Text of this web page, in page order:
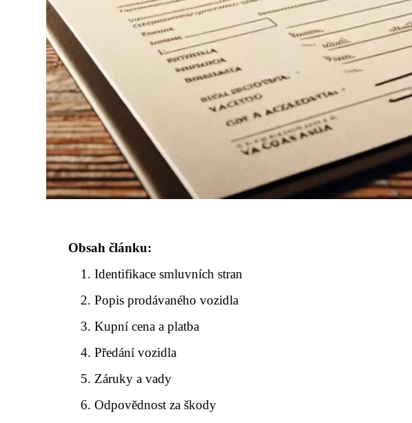
Obsah článku:
Identifikace smluvních stran
Popis prodávaného vozidla
Kupní cena a platba
Předání vozidla
Záruky a vady
Odpovědnost za škody